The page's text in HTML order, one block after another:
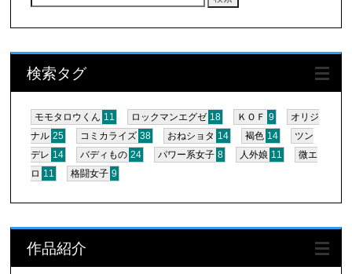
検索タグ
モモタロウくん 11 ロックマンエグゼ 18 ＫＯＦ 9
オリジ
ナル 25 コミカライズ 38 おねショタ 14 褐色 14
ツン
デレ 14 バディもの 24 パワー系女子 8 人外娘 11
微エ
ロ 11 格闘女子 9
作品紹介